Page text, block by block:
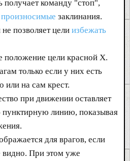
получает команду "стоп",
произносимые заклинания.
позволяет цели избежать
положение цели красной X.
только если у них есть
или на сам крест.
при движении оставляет
пунктирную линию, показывая
для врагов, если
видно. При этом уже